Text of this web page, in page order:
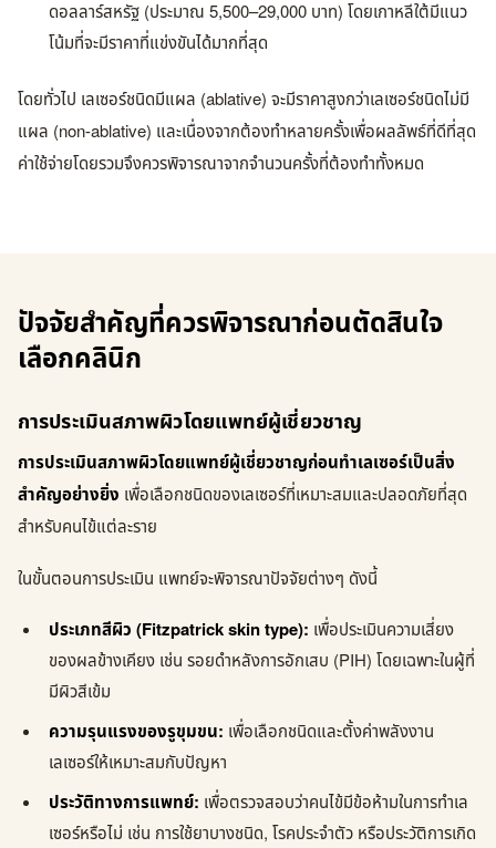
ดอลลาร์สหรัฐ (ประมาณ 5,500–29,000 บาท) โดยเกาหลีใต้มีแนว
โน้มที่จะมีราคาที่แข่งขันได้มากที่สุด
โดยทั่วไป เลเซอร์ชนิดมีแผล (ablative) จะมีราคาสูงกว่าเลเซอร์ชนิดไม่มี
แผล (non-ablative) และเนื่องจากต้องทำหลายครั้งเพื่อผลลัพธ์ที่ดีที่สุด
ค่าใช้จ่ายโดยรวมจึงควรพิจารณาจากจำนวนครั้งที่ต้องทำทั้งหมด
ปัจจัยสำคัญที่ควรพิจารณาก่อนตัดสินใจ
เลือกคลินิก
การประเมินสภาพผิวโดยแพทย์ผู้เชี่ยวชาญ
การประเมินสภาพผิวโดยแพทย์ผู้เชี่ยวชาญก่อนทำเลเซอร์เป็นสิ่ง
สำคัญอย่างยิ่ง เพื่อเลือกชนิดของเลเซอร์ที่เหมาะสมและปลอดภัยที่สุด
สำหรับคนไข้แต่ละราย
ในขั้นตอนการประเมิน แพทย์จะพิจารณาปัจจัยต่างๆ ดังนี้
ประเภทสีผิว (Fitzpatrick skin type): เพื่อประเมินความเสี่ยง
ของผลข้างเคียง เช่น รอยดำหลังการอักเสบ (PIH) โดยเฉพาะในผู้ที่
มีผิวสีเข้ม
ความรุนแรงของรูขุมขน: เพื่อเลือกชนิดและตั้งค่าพลังงาน
เลเซอร์ให้เหมาะสมกับปัญหา
ประวัติทางการแพทย์: เพื่อตรวจสอบว่าคนไข้มีข้อห้ามในการทำเล
เซอร์หรือไม่ เช่น การใช้ยาบางชนิด, โรคประจำตัว หรือประวัติการเกิด